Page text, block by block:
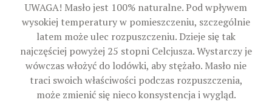
UWAGA! Masło jest 100% naturalne. Pod wpływem
wysokiej temperatury w pomieszczeniu, szczególnie
latem może ulec rozpuszczeniu. Dzieje się tak
najczęściej powyżej 25 stopni Celcjusza. Wystarczy je
wówczas włożyć do lodówki, aby stężało. Masło nie
traci swoich właściwości podczas rozpuszczenia,
może zmienić się nieco konsystencja i wygląd.